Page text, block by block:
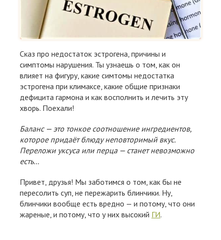
Сказ про недостаток эстрогена, причины и
симптомы нарушения. Ты узнаешь о том, как он
влияет на фигуру, какие симтомы недостатка
эстрогена при климаксе, какие общие признаки
дефицита гармона и как восполнить и лечить эту
хворь. Поехали!
Баланс — это тонкое соотношение ингредиентов,
которое придаёт блюду неповторимый вкус.
Переложи уксуса или перца — станет невозможно
есть...
Привет, друзья! Мы заботимся о том, как бы не
пересолить суп, не пережарить блинчики. Ну,
блинчики вообще есть вредно — и потому, что они
жареные, и потому, что у них высокий ГИ.